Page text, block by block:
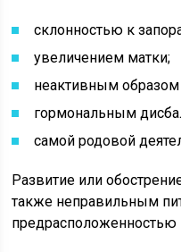
склонностью к
увеличением матки;
неактивным
гормональным
самой родовой
Развитие или
также неправильным
предрасположенностью